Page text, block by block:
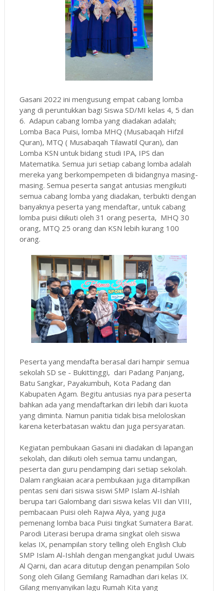
Gasani 2022 ini mengusung empat cabang lomba
yang di peruntukkan bagi Siswa SD/MI kelas 4, 5 dan
6. Adapun cabang lomba yang diadakan adalah;
Lomba Baca Puisi, lomba MHQ (Musabaqah Hifzil
Quran), MTQ ( Musabaqah Tilawatil Quran), dan
Lomba KSN untuk bidang studi IPA, IPS dan
Matematika. Semua juri setiap cabang lomba adalah
mereka yang berkompempeten di bidangnya masing-
masing. Semua peserta sangat antusias mengikuti
semua cabang lomba yang diadakan, terbukti dengan
banyaknya peserta yang mendaftar, untuk cabang
lomba puisi diikuti oleh 31 orang peserta, MHQ 30
orang, MTQ 25 orang dan KSN lebih kurang 100
orang.
Peserta yang mendafta berasal dari hampir semua
sekolah SD se - Bukittinggi, dari Padang Panjang,
Batu Sangkar, Payakumbuh, Kota Padang dan
Kabupaten Agam. Begitu antusias nya para peserta
bahkan ada yang mendaftarkan diri lebih dari kuota
yang diminta. Namun panitia tidak bisa meloloskan
karena keterbatasan waktu dan juga persyaratan.
Kegiatan pembukaan Gasani ini diadakan di lapangan
sekolah, dan diikuti oleh semua tamu undangan,
peserta dan guru pendamping dari setiap sekolah.
Dalam rangkaian acara pembukaan juga ditampilkan
pentas seni dari siswa siswi SMP Islam Al-Ishlah
berupa tari Galombang dari siswa kelas VII dan VIII,
pembacaan Puisi oleh Rajwa Alya, yang juga
pemenang lomba baca Puisi tingkat Sumatera Barat.
Parodi Literasi berupa drama singkat oleh siswa
kelas IX, penampilan story telling oleh English Club
SMP Islam Al-Ishlah dengan mengangkat judul Uwais
Al Qarni, dan acara ditutup dengan penampilan Solo
Song oleh Gilang Gemilang Ramadhan dari kelas IX.
Gilang menyanyikan lagu Rumah Kita yang